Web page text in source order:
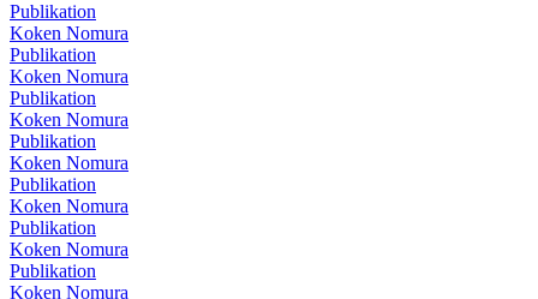
Publikation
Koken Nomura
Publikation
Koken Nomura
Publikation
Koken Nomura
Publikation
Koken Nomura
Publikation
Koken Nomura
Publikation
Koken Nomura
Publikation
Koken Nomura